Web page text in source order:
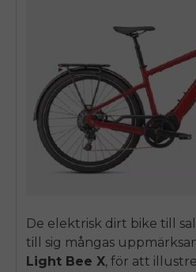
De elektrisk dirt bike till
till sig mångas
Light Bee X, för att